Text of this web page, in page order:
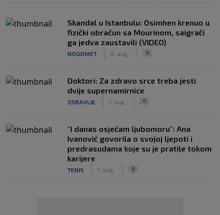
Skandal u Istanbulu: Osimhen krenuo u
fizički obračun sa Mourinom, saigrači
ga jedva zaustavili (VIDEO)
NOGOMET 8. aug. 0
Doktori: Za zdravo srce treba jesti
dvije supernamirnice
ZDRAVLJE 7. aug. 0
"I danas osjećam ljubomoru": Ana
Ivanović govorila o svojoj ljepoti i
predrasudama koje su je pratile tokom
karijere
TENIS 7. aug. 0